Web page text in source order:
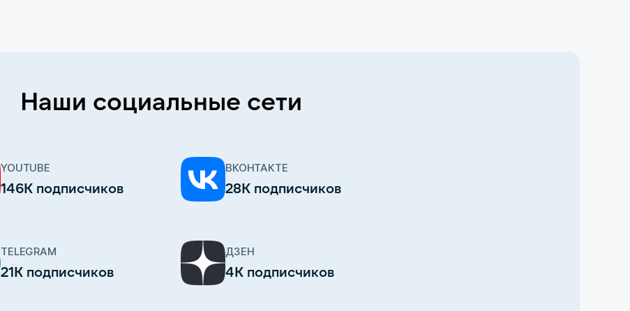
Наши социальные сети
YOUTUBE
146К подписчиков
ВКОНТАКТЕ
28К подписчиков
TELEGRAM
21К подписчиков
ДЗЕН
4К подписчиков